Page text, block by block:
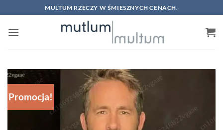
to
content
MULTUM RZECZY W ŚMIESZNYCH CENACH.
Promocja!